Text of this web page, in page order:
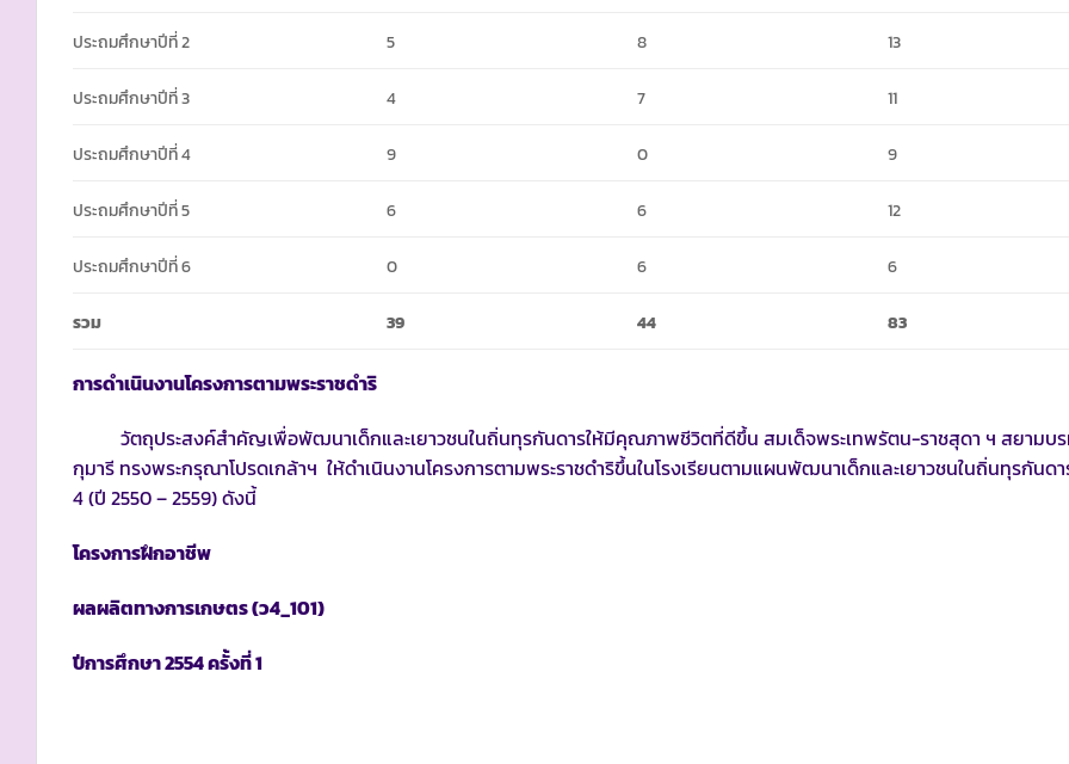
ประถมศึกษาปีที่ 2 5 8 13
ประถมศึกษาปีที่ 3 4 7 11
ประถมศึกษาปีที่ 4 9 0 9
ประถมศึกษาปีที่ 5 6 6 12
ประถมศึกษาปีที่ 6 0 6 6
รวม 39 44 83
การดำเนินงานโครงการตามพระราชดำริ
วัตถุประสงค์สำคัญเพื่อพัฒนาเด็กและเยาวชนในถิ่นทุรกันดารให้มีคุณภาพชีวิตที่ดีขึ้น สมเด็จพระเทพรัตน-ราชสุดา ฯ สยามบร
กุมารี ทรงพระกรุณาโปรดเกล้าฯ ให้ดำเนินงานโครงการตามพระราชดำริขึ้นในโรงเรียนตามแผนพัฒนาเด็กและเยาวชนในถิ่นทุรกันดา
4 (ปี 2550 – 2559) ดังนี้
โครงการฝึกอาชีพ
ผลผลิตทางการเกษตร(ว4_101)
ปีการศึกษา2554 ครั้งที่ 1